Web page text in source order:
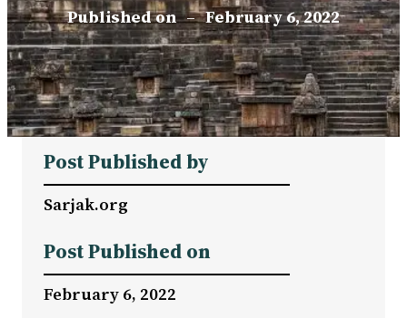
Published on – February 6, 2022
Post Published by
Sarjak.org
Post Published on
February 6, 2022